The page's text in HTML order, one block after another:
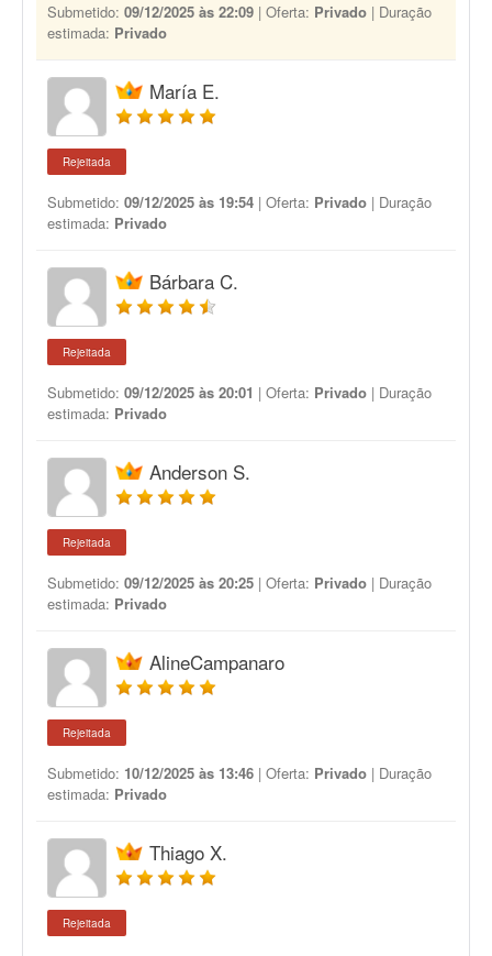
Submetido: 09/12/2025 às 22:09 | Oferta: Privado | Duração
estimada: Privado
María E.
Rejeitada
Submetido: 09/12/2025 às 19:54 | Oferta: Privado | Duração
estimada: Privado
Bárbara C.
Rejeitada
Submetido: 09/12/2025 às 20:01 | Oferta: Privado | Duração
estimada: Privado
Anderson S.
Rejeitada
Submetido: 09/12/2025 às 20:25 | Oferta: Privado | Duração
estimada: Privado
AlineCampanaro
Rejeitada
Submetido: 10/12/2025 às 13:46 | Oferta: Privado | Duração
estimada: Privado
Thiago X.
Rejeitada